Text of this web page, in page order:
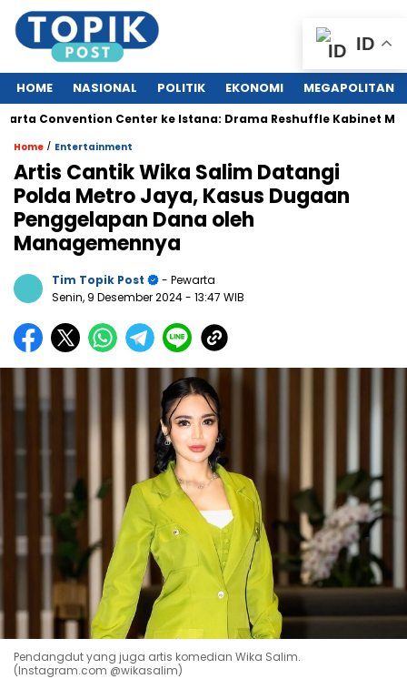
HOME NASIONAL POLITIK EKONOMI MEGAPOLITAN
Center ke Istana: Drama Reshuffle Kabinet Merah
Home / Entertainment
Artis Cantik Wika Salim Datangi
Polda Metro Jaya, Kasus Dugaan
Penggelapan Dana oleh
Managemennya
Tim Topik Post
- Pewarta
Senin, 9 Desember 2024- 13:47 WIB
Pendangdut yang juga artis komedian Wika Salim.
(Instagram.com @wikasalim)
ID